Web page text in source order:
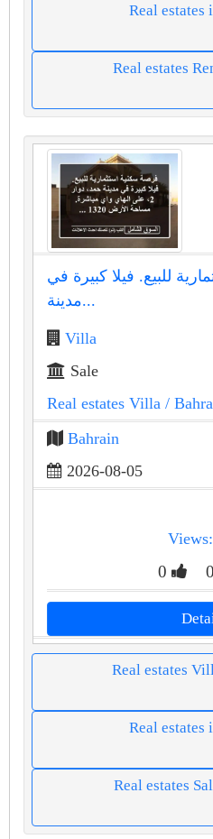
Real estates
Real estates
للبيع. فيلا كبيرة في
مدينة...
Villa
Sale
Real estates Villa /
Bahrain
2026-08-05
0 0
Real estates
Real estates
Real estates